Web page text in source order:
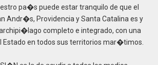
pa�s puede estar tranquilo de que el
Andr�s, Providencia y Santa Catalina es y
completo e integrado, con una
Estado en todos sus territorios mar�timos.